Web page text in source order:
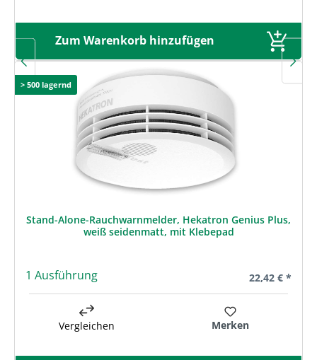
Zum Warenkorb hinzufügen
> 500 lagernd
Stand-Alone-Rauchwarnmelder, Hekatron Genius Plus,
weiß seidenmatt, mit Klebepad
1 Ausführung Regulärer
22,42 € *
Vergleichen Merken